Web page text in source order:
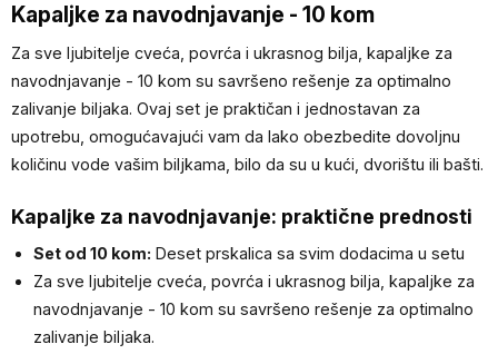
Kapaljke za navodnjavanje - 10 kom
Za sve ljubitelje cveća, povrća i ukrasnog bilja, kapaljke za
navodnjavanje - 10 kom su savršeno rešenje za optimalno
zalivanje biljaka. Ovaj set je praktičan i jednostavan za
upotrebu, omogućavajući vam da lako obezbedite dovoljnu
količinu vode vašim biljkama, bilo da su u kući, dvorištu ili bašti.
Kapaljke za navodnjavanje: praktične prednosti
Set od 10 kom: Deset prskalica sa svim dodacima u setu
Za sve ljubitelje cveća, povrća i ukrasnog bilja, kapaljke za
navodnjavanje - 10 kom su savršeno rešenje za optimalno
zalivanje biljaka.